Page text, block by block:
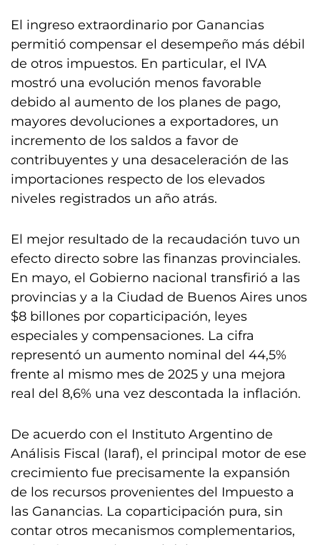
El ingreso extraordinario por Ganancias
permitió compensar el desempeño más débil
de otros impuestos. En particular, el IVA
mostró una evolución menos favorable
debido al aumento de los planes de pago,
mayores devoluciones a exportadores, un
incremento de los saldos a favor de
contribuyentes y una desaceleración de las
importaciones respecto de los elevados
niveles registrados un año atrás.
El mejor resultado de la recaudación tuvo un
efecto directo sobre las finanzas provinciales.
En mayo, el Gobierno nacional transfirió a las
provincias y a la Ciudad de Buenos Aires unos
$8 billones por coparticipación, leyes
especiales y compensaciones. La cifra
representó un aumento nominal del 44,5%
frente al mismo mes de 2025 y una mejora
real del 8,6% una vez descontada la inflación.
De acuerdo con el Instituto Argentino de
Análisis Fiscal (Iaraf), el principal motor de ese
crecimiento fue precisamente la expansión
de los recursos provenientes del Impuesto a
las Ganancias. La coparticipación pura, sin
contar otros mecanismos complementarios,